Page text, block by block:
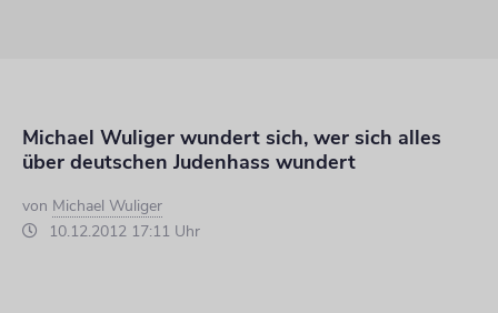
Michael Wuliger wundert sich, wer sich alles
über deutschen Judenhass wundert
von Michael Wuliger
10.12.2012 17:11 Uhr